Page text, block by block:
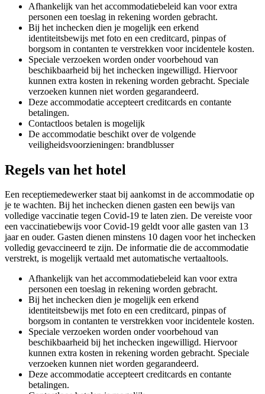
Afhankelijk van het accommodatiebeleid kan voor extra
personen een toeslag in rekening worden gebracht.
Bij het inchecken dien je mogelijk een erkend
identiteitsbewijs met foto en een creditcard, pinpas of
borgsom in contanten te verstrekken voor incidentele kosten.
Speciale verzoeken worden onder voorbehoud van
beschikbaarheid bij het inchecken ingewilligd. Hiervoor
kunnen extra kosten in rekening worden gebracht. Speciale
verzoeken kunnen niet worden gegarandeerd.
Deze accommodatie accepteert creditcards en contante
betalingen.
Contactloos betalen is mogelijk
De accommodatie beschikt over de volgende
veiligheidsvoorzieningen: brandblusser
Regels van het hotel
Een receptiemedewerker staat bij aankomst in de accommodatie op
je te wachten. Bij het inchecken dienen gasten een bewijs van
volledige vaccinatie tegen Covid-19 te laten zien. De vereiste voor
een vaccinatiebewijs voor Covid-19 geldt voor alle gasten van 13
jaar en ouder. Gasten dienen minstens 10 dagen voor het inchecken
volledig gevaccineerd te zijn. De informatie die de accommodatie
verstrekt, is mogelijk vertaald met automatische vertaaltools.
Afhankelijk van het accommodatiebeleid kan voor extra
personen een toeslag in rekening worden gebracht.
Bij het inchecken dien je mogelijk een erkend
identiteitsbewijs met foto en een creditcard, pinpas of
borgsom in contanten te verstrekken voor incidentele kosten.
Speciale verzoeken worden onder voorbehoud van
beschikbaarheid bij het inchecken ingewilligd. Hiervoor
kunnen extra kosten in rekening worden gebracht. Speciale
verzoeken kunnen niet worden gegarandeerd.
Deze accommodatie accepteert creditcards en contante
betalingen.